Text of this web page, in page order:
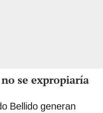
se expropiaría
Bellido generan